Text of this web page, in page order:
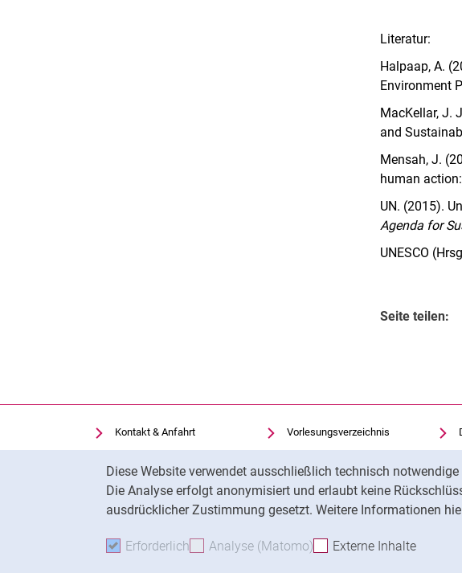
Diese Website verwendet ausschließlich technisch
Die Analyse erfolgt anonymisiert und erlaubt keine
ausdrücklicher Zustimmung gesetzt. Weitere Informationen
Erforderlich Erforderliche Cookies akzeptieren
Analyse (Matomo) Analyse-Cookies
Externe Inhalte
Literatur:
Halpaap, A.
Environment
MacKellar, J.
and
Mensah, J.
human
UN. (2015).
Agenda for
UNESCO
Seite teilen:
Kontakt & Anfahrt
Einrichtungen suchen
Stellenangebote
Cookie-Einstellungen
Vorlesungsverzeichnis
Uni-Bibliothek
Moodle
Panopto